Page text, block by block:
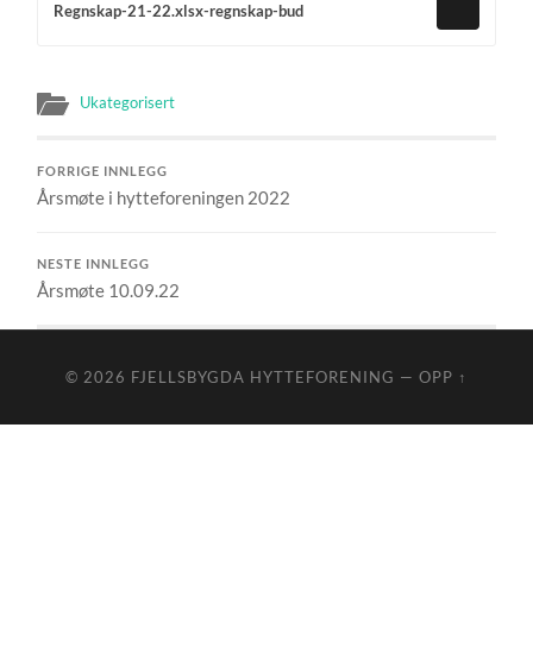
Regnskap-21-22.xlsx-regnskap-bud
Ukategorisert
FORRIGE INNLEGG
Årsmøte i hytteforeningen 2022
NESTE INNLEGG
Årsmøte 10.09.22
© 2026 FJELLSBYGDA HYTTEFORENING — OPP ↑